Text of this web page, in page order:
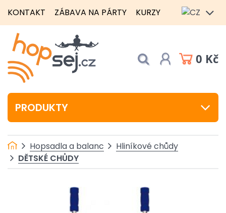
KONTAKT ZÁBAVA NA PÁRTY KURZY
0 Kč
PRODUKTY
Hopsadla a balanc
Hliníkové chůdy
DĚTSKÉ CHŮDY